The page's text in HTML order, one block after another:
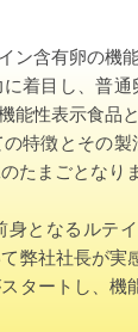
ン含有卵の機
着目し、普
性表示食品
特徴とその
たまごとなり
となるルテ
弊社社長が
タートし、